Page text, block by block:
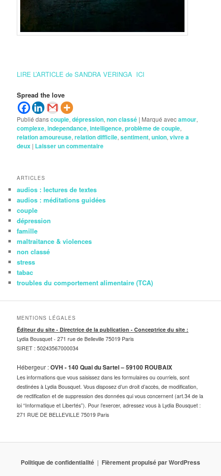
LIRE L’ARTICLE de SANDRA VERINGA ICI
Spread the love
Publié danscouple,dépression,non classé | Marqué avecamour,
complexe,independance,intelligence,problème de couple,
relation amoureuse,relation difficile,sentiment,union,vivre a
deux | Laisser un commentaire
ARTICLES
audios : lectures de textes
audios : méditations guidées
couple
dépression
famille
maltraitance & violences
non classé
stress
tabac
troubles du comportement alimentaire (TCA)
MENTIONS LÉGALES
Éditeur du site - Directrice de la publication - Conceptrice du site :
Lydia Bousquet -271 rue de Belleville 75019 Paris
SIRET : 50243567000034
Hébergeur :OVH - 140 Quai du Sartel – 59100 ROUBAIX
Les informations que vous saisissez dans les formulaires ou courriels, sont
destinées à Lydia Bousquet. Vous disposez d’un droit d’accès, de modification,
de rectification et de suppression des données qui vous concernent (art.34 de la
loi “Informatique et Libertés”). Pour l’exercer, adressez vous à Lydia Bousquet :
271 RUE DE BELLEVILLE 75019 Paris
Politique de confidentialité Fièrement propulsé par WordPress